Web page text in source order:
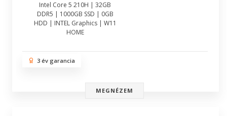
Intel Core 5 210H | 32GB
DDR5 | 1000GB SSD | 0GB
HDD | INTEL Graphics | W11
HOME
3 év garancia
MEGNÉZEM